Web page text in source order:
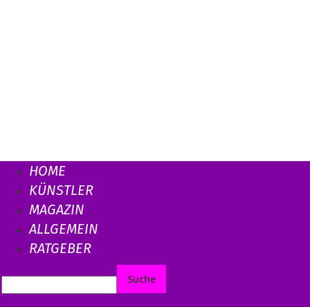
HOME
KÜNSTLER
MAGAZIN
ALLGEMEIN
RATGEBER